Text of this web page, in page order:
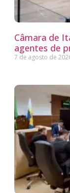
Câmara de
agentes de
7 de agosto de